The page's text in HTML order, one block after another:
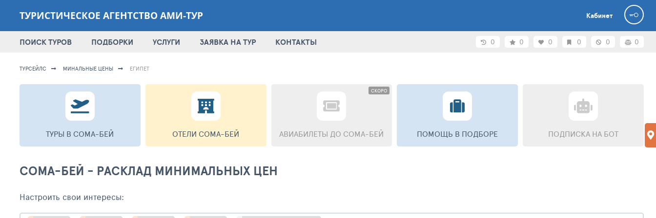
ТУРИСТИЧЕСКОЕ АГЕНТСТВО АМИ-ТУР Кабинет
ПОИСК ТУРОВ ПОДБОРКИ УСЛУГИ ЗАЯВКА НА ТУР КОНТАКТЫ 0 0 0 0 0 0
ТУРСЕЙЛС МИНАЛЬНЫЕ ЦЕНЫ ЕГИПЕТ
ТУРЫ В СОМА-БЕЙ ОТЕЛИ СОМА-БЕЙ
СКОРО
АВИАБИЛЕТЫ ДО СОМА-БЕЙ ПОМОЩЬ В ПОДБОРЕ ПОДПИСКА НА БОТ
СОМА-БЕЙ - РАСКЛАД МИНИМАЛЬНЫХ ЦЕН
Настроить свои интересы: